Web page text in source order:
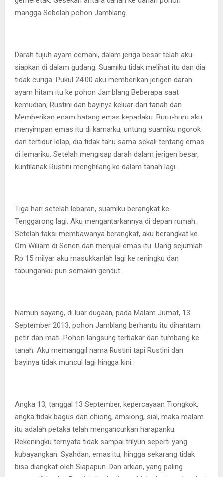
mangga Sebelah pohon Jamblang.
Darah tujuh ayam cemani, dalam jeriga besar telah aku
siapkan di dalam gudang. Suamiku tidak melihat itu dan dia
tidak curiga. Pukul 24.00 aku memberikan jerigen darah
ayam hitam itu ke pohon Jamblang Beberapa saat
kemudian, Rustini dan bayinya keluar dari tanah dan
Memberikan enam batang emas kepadaku. Buru-buru aku
menyimpan emas itu di kamarku, untung suamiku ngorok
dan tertidur lelap, dia tidak tahu sama sekali tentang emas
di lemariku. Setelah mengisap darah dalam jerigen besar,
kuntilanak Rustini menghilang ke dalam tanah lagi.
Tiga hari setelah lebaran, suamiku berangkat ke
Tenggarong lagi. Aku mengantarkannya di depan rumah.
Setelah taksi membawanya berangkat, aku berangkat ke
Om Wiliam di Senen dan menjual emas itu. Uang sejumlah
Rp 15 milyar aku masukkanlah lagi ke reningku dan
tabunganku pun semakin gendut.
Namun sayang, di luar dugaan, pada Malam Jumat, 13
September 2013, pohon Jamblang berhantu itu dihantam
petir dan mati. Pohon langsung terbakar dan tumbang ke
tanah. Aku memanggil nama Rustini tapi Rustini dan
bayinya tidak muncul lagi hingga kini.
Angka 13, tanggal 13 September, kepercayaan Tiongkok,
angka tidak bagus dan chiong, amsiong, sial, maka malam
itu adalah petaka telah mengancurkan harapanku.
Rekeningku ternyata tidak sampai trilyun seperti yang
kubayangkan. Syahdan, emas itu, hingga sekarang tidak
bisa diangkat oleh Siapapun. Dan arkian, yang paling